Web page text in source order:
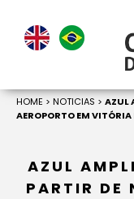
HOME > NOTICIAS > AZUL
AEROPORTO EM
AZUL
PARTIR DE